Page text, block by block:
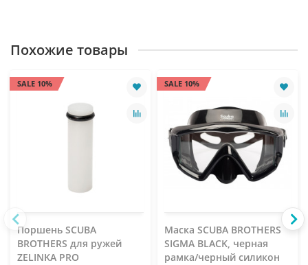
Похожие товары
SALE 10%
Поршень SCUBA
BROTHERS для ружей
ZELINKA PRO
SALE 10%
Маска SCUBA BROTHERS
SIGMA BLACK, черная
рамка/черный силикон